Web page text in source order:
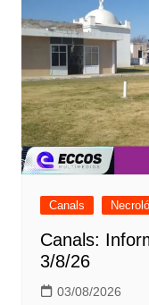
Canals
Canals:
3/8/26
03/08/2026